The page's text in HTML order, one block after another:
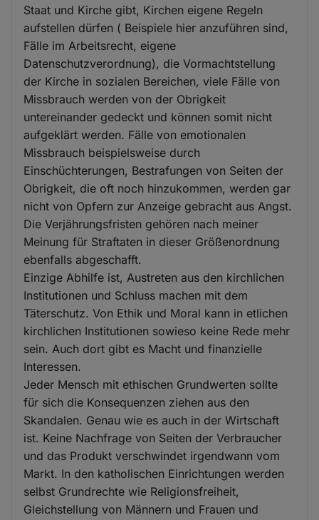
Staat und Kirche gibt, Kirchen eigene Regeln
aufstellen dürfen ( Beispiele hier anzuführen sind,
Fälle im Arbeitsrecht, eigene
Datenschutzverordnung), die Vormachtstellung
der Kirche in sozialen Bereichen, viele Fälle von
Missbrauch werden von der Obrigkeit
untereinander gedeckt und können somit nicht
aufgeklärt werden. Fälle von emotionalen
Missbrauch beispielsweise durch
Einschüchterungen, Bestrafungen von Seiten der
Obrigkeit, die oft noch hinzukommen, werden gar
nicht von Opfern zur Anzeige gebracht aus Angst.
Die Verjährungsfristen gehören nach meiner
Meinung für Straftaten in dieser Größenordnung
ebenfalls abgeschafft.
Einzige Abhilfe ist, Austreten aus den kirchlichen
Institutionen und Schluss machen mit dem
Täterschutz. Von Ethik und Moral kann in etlichen
kirchlichen Institutionen sowieso keine Rede mehr
sein. Auch dort gibt es Macht und finanzielle
Interessen.
Jeder Mensch mit ethischen Grundwerten sollte
für sich die Konsequenzen ziehen aus den
Skandalen. Genau wie es auch in der Wirtschaft
ist. Keine Nachfrage von Seiten der Verbraucher
und das Produkt verschwindet irgendwann vom
Markt. In den katholischen Einrichtungen werden
selbst Grundrechte wie Religionsfreiheit,
Gleichstellung von Männern und Frauen und